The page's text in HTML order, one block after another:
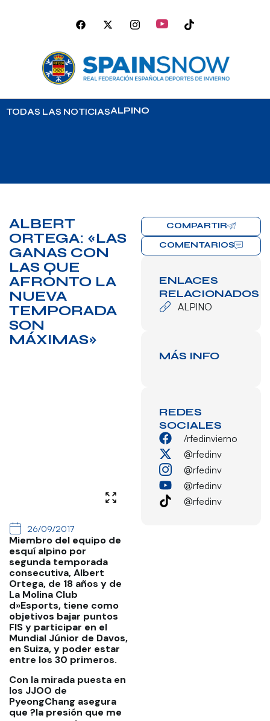
TODAS LAS NOTICIASALPINO
ALBERT
ORTEGA: «LAS
GANAS CON
LAS QUE
AFRONTO LA
NUEVA
TEMPORADA
SON
MÁXIMAS»
26/09/2017
Miembro del equipo de
esquí alpino por
segunda temporada
consecutiva, Albert
Ortega, de 18 años y de
La Molina Club
d»Esports, tiene como
objetivos bajar puntos
FIS y participar en el
Mundial Júnior de Davos,
en Suiza, y poder estar
entre los 30 primeros.
Con la mirada puesta en
los JJOO de
PyeongChang asegura
que ?la presión que me
COMPARTIR
COMENTARIOS
ENLACES
RELACIONADOS
ALPINO
MÁS INFO
REDES
SOCIALES
/rfedinvierno
@rfedinv
@rfedinv
@rfedinv
@rfedinv